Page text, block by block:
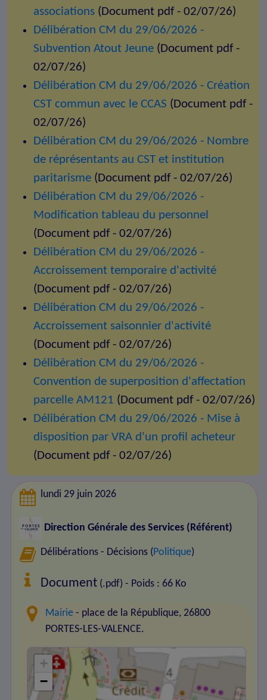
associations(Document pdf - 02/07/26)
Délibération CM du 29/06/2026 -
Subvention Atout Jeune(Document pdf -
02/07/26)
Délibération CM du 29/06/2026 - Création
CST commun avec le CCAS (Document pdf -
02/07/26)
Délibération CM du 29/06/2026 - Nombre
de réprésentants au CST et institution
paritarisme(Document pdf - 02/07/26)
Délibération CM du 29/06/2026 -
Modification tableau du personnel
(Document pdf - 02/07/26)
Délibération CM du 29/06/2026 -
Accroissement temporaire d'activité
(Document pdf - 02/07/26)
Délibération CM du 29/06/2026 -
Accroissement saisonnier d'activité
(Document pdf - 02/07/26)
Délibération CM du 29/06/2026 -
Convention de superposition d'affectation
parcelle AM121 (Document pdf - 02/07/26)
Délibération CM du 29/06/2026 - Mise à
disposition par VRA d'un profil acheteur
(Document pdf - 02/07/26)
lundi 29 juin 2026
Direction Générale des Services (Référent)
Délibérations - Décisions ( Politique)
Document (.pdf) - Poids : 66 Ko
Mairie - place de la République, 26800
PORTES-LES-VALENCE.
+
−